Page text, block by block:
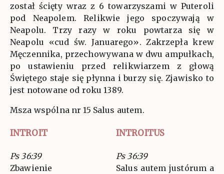
został ścięty wraz z 6 towarzyszami w Puteroli
pod Neapolem. Relikwie jego spoczywają w
Neapolu. Trzy razy w roku powtarza się w
Neapolu «cud św. Januarego». Zakrzepła krew
Męczennika, przechowywana w dwu ampułkach,
po ustawieniu przed relikwiarzem z głową
Świętego staje się płynna i burzy się. Zjawisko to
jest notowane od roku 1389.
Msza wspólna nr 15 Salus autem.
INTROIT INTROITUS
Ps 36:39
Zbawienie
Ps 36:39
Salus autem justórum a